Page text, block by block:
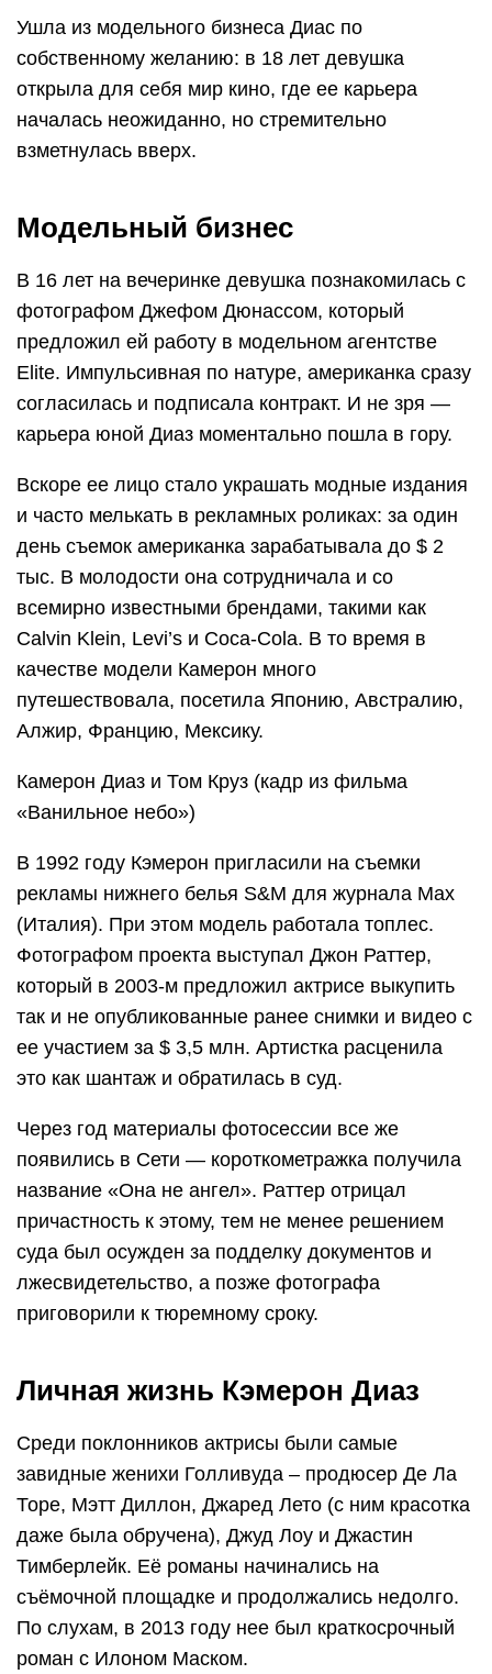
Ушла из модельного бизнеса Диас по
собственному желанию: в 18 лет девушка
открыла для себя мир кино, где ее карьера
началась неожиданно, но стремительно
взметнулась вверх.
Модельный бизнес
В 16 лет на вечеринке девушка познакомилась с
фотографом Джефом Дюнассом, который
предложил ей работу в модельном агентстве
Elite. Импульсивная по натуре, американка сразу
согласилась и подписала контракт. И не зря —
карьера юной Диаз моментально пошла в гору.
Вскоре ее лицо стало украшать модные издания
и часто мелькать в рекламных роликах: за один
день съемок американка зарабатывала до $ 2
тыс. В молодости она сотрудничала и со
всемирно известными брендами, такими как
Calvin Klein, Levi’s и Coca-Cola. В то время в
качестве модели Камерон много
путешествовала, посетила Японию, Австралию,
Алжир, Францию, Мексику.
Камерон Диаз и Том Круз (кадр из фильма
«Ванильное небо»)
В 1992 году Кэмерон пригласили на съемки
рекламы нижнего белья S&M для журнала Max
(Италия). При этом модель работала топлес.
Фотографом проекта выступал Джон Раттер,
который в 2003-м предложил актрисе выкупить
так и не опубликованные ранее снимки и видео с
ее участием за $ 3,5 млн. Артистка расценила
это как шантаж и обратилась в суд.
Через год материалы фотосессии все же
появились в Сети — короткометражка получила
название «Она не ангел». Раттер отрицал
причастность к этому, тем не менее решением
суда был осужден за подделку документов и
лжесвидетельство, а позже фотографа
приговорили к тюремному сроку.
Личная жизнь Кэмерон Диаз
Среди поклонников актрисы были самые
завидные женихи Голливуда – продюсер Де Ла
Торе, Мэтт Диллон, Джаред Лето (с ним красотка
даже была обручена), Джуд Лоу и Джастин
Тимберлейк. Её романы начинались на
съёмочной площадке и продолжались недолго.
По слухам, в 2013 году нее был краткосрочный
роман с Илоном Маском.